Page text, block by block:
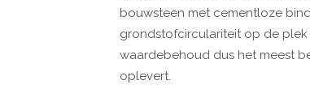
bouwsteen met cementloze
grondstofcirculariteit op de
waardebehoud dus het meest
oplevert.